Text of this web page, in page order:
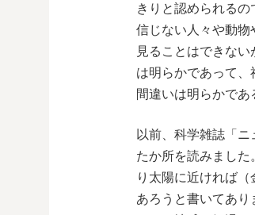
きりと認められる
信じない人々や動物
見ることはできな
は明らかであって
間違いは明らかであ
以前、科学雑誌「
たか所を読みまし
り太陽に近ければ
あろうと書いてあり